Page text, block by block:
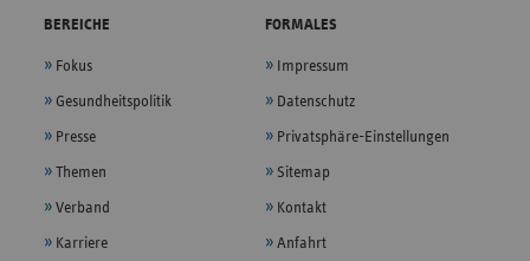
BEREICHE
Fokus
Gesundheitspolitik
Presse
Themen
Verband
Karriere
FORMALES
Impressum
Datenschutz
Privatsphäre-Einstellungen
Sitemap
Kontakt
Anfahrt